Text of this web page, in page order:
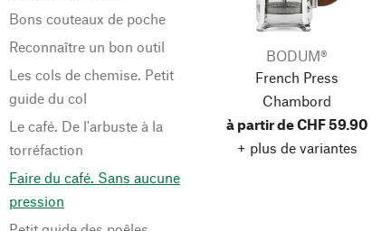
Bons couteaux de poche
Reconnaître un bon outil
Les cols de chemise. Petit
guide du col
Le café. De l'arbuste à la
torréfaction
Faire du café. Sans aucune
pression
BODUM®
French Press
Chambord
à partir de CHF 59.90
+ plus de variantes